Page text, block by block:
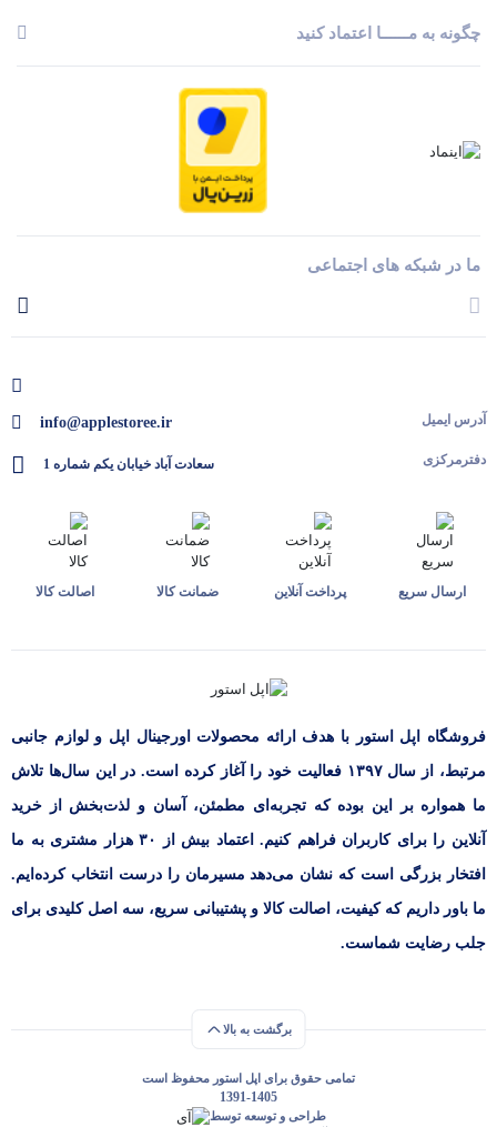
چگونه به مــــــا اعتماد کنید
ما در شبکه های اجتماعی
آدرس ایمیل
دفترمرکزی
info@applestoree.ir
سعادت آباد خیابان یکم شماره 1
ارسال سریع پرداخت آنلاین ضمانت کالا اصالت کالا
فروشگاه اپل استور با هدف ارائه‌ محصولات اورجینال اپل و لوازم جانبی
مرتبط، از سال ۱۳۹۷ فعالیت خود را آغاز کرده است. در این سال‌ها تلاش
ما همواره بر این بوده که تجربه‌ای مطمئن، آسان و لذت‌بخش از خرید
آنلاین را برای کاربران فراهم کنیم. اعتماد بیش از ۳۰ هزار مشتری به ما
افتخار بزرگی است که نشان می‌دهد مسیرمان را درست انتخاب کرده‌ایم.
ما باور داریم که کیفیت، اصالت کالا و پشتیبانی سریع، سه اصل کلیدی برای
جلب رضایت شماست.
برگشت به بالا
تمامی حقوق برای اپل استور محفوظ است
1391-1405
طراحی و توسعه توسط